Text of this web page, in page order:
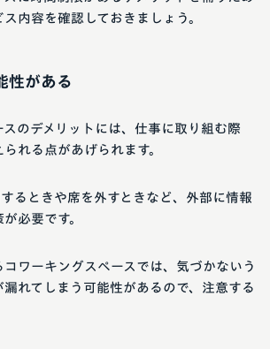
内容を確認しておきましょう。
性がある
のデメリットには、仕事に取り組む際
れる点があげられます。
るときや席を外すときなど、外部に情報
必要です。
ワーキングスペースでは、気づかないう
れてしまう可能性があるので、注意する